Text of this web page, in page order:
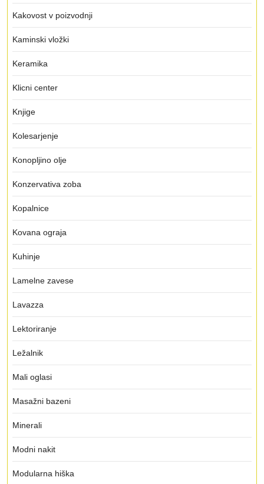
Kakovost v poizvodnji
Kaminski vložki
Keramika
Klicni center
Knjige
Kolesarjenje
Konopljino olje
Konzervativa zoba
Kopalnice
Kovana ograja
Kuhinje
Lamelne zavese
Lavazza
Lektoriranje
Ležalnik
Mali oglasi
Masažni bazeni
Minerali
Modni nakit
Modularna hiška